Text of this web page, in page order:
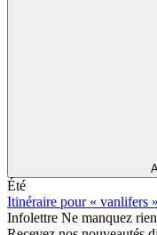
Été
Itinéraire pour « vanlifers
Infolettre Ne manquez